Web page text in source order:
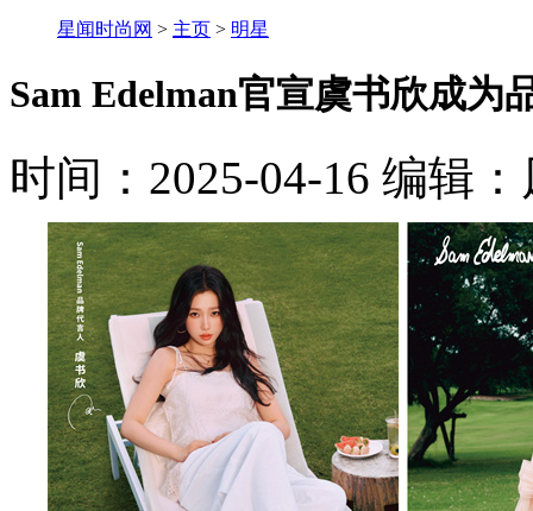
星闻时尚网 > 主页 > 明星
Sam Edelman官宣虞书欣成为
时间：2025-04-16 编辑：